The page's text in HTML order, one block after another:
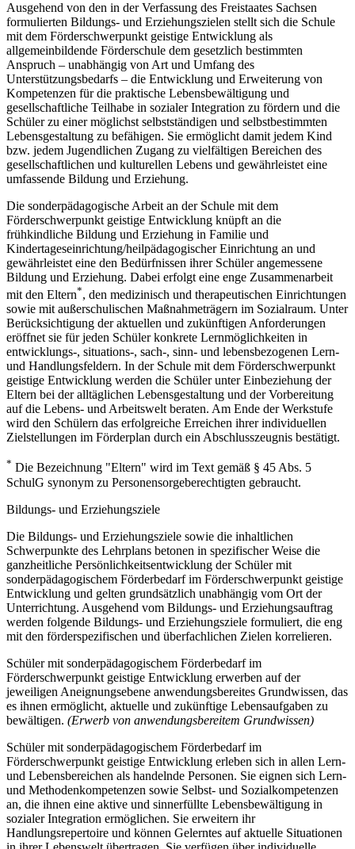
Ausgehend von den in der Verfassung des Freistaates Sachsen
formulierten Bildungs- und Erziehungszielen stellt sich die Schule
mit dem Förderschwerpunkt geistige Entwicklung als
allgemeinbildende Förderschule dem gesetzlich bestimmten
Anspruch – unabhängig von Art und Umfang des
Unterstützungsbedarfs – die Entwicklung und Erweiterung von
Kompetenzen für die praktische Lebensbewältigung und
gesellschaftliche Teilhabe in sozialer Integration zu fördern und die
Schüler zu einer möglichst selbstständigen und selbstbestimmten
Lebensgestaltung zu befähigen. Sie ermöglicht damit jedem Kind
bzw. jedem Jugendlichen Zugang zu vielfältigen Bereichen des
gesellschaftlichen und kulturellen Lebens und gewährleistet eine
umfassende Bildung und Erziehung.
Die sonderpädagogische Arbeit an der Schule mit dem
Förderschwerpunkt geistige Entwicklung knüpft an die
frühkindliche Bildung und Erziehung in Familie und
Kindertageseinrichtung/heilpädagogischer Einrichtung an und
gewährleistet eine den Bedürfnissen ihrer Schüler angemessene
Bildung und Erziehung. Dabei erfolgt eine enge Zusammenarbeit
mit den Eltern*, den medizinisch und therapeutischen Einrichtungen
sowie mit außerschulischen Maßnahmeträgern im Sozialraum. Unter
Berücksichtigung der aktuellen und zukünftigen Anforderungen
eröffnet sie für jeden Schüler konkrete Lernmöglichkeiten in
entwicklungs-, situations-, sach-, sinn- und lebensbezogenen Lern-
und Handlungsfeldern. In der Schule mit dem Förderschwerpunkt
geistige Entwicklung werden die Schüler unter Einbeziehung der
Eltern bei der alltäglichen Lebensgestaltung und der Vorbereitung
auf die Lebens- und Arbeitswelt beraten. Am Ende der Werkstufe
wird den Schülern das erfolgreiche Erreichen ihrer individuellen
Zielstellungen im Förderplan durch ein Abschlusszeugnis bestätigt.
* Die Bezeichnung "Eltern" wird im Text gemäß § 45 Abs. 5
SchulG synonym zu Personensorgeberechtigten gebraucht.
Bildungs- und Erziehungsziele
Die Bildungs- und Erziehungsziele sowie die inhaltlichen
Schwerpunkte des Lehrplans betonen in spezifischer Weise die
ganzheitliche Persönlichkeitsentwicklung der Schüler mit
sonderpädagogischem Förderbedarf im Förderschwerpunkt geistige
Entwicklung und gelten grundsätzlich unabhängig vom Ort der
Unterrichtung. Ausgehend vom Bildungs- und Erziehungsauftrag
werden folgende Bildungs- und Erziehungsziele formuliert, die eng
mit den förderspezifischen und überfachlichen Zielen korrelieren.
Schüler mit sonderpädagogischem Förderbedarf im
Förderschwerpunkt geistige Entwicklung erwerben auf der
jeweiligen Aneignungsebene anwendungsbereites Grundwissen, das
es ihnen ermöglicht, aktuelle und zukünftige Lebensaufgaben zu
bewältigen. (Erwerb von anwendungsbereitem Grundwissen)
Schüler mit sonderpädagogischem Förderbedarf im
Förderschwerpunkt geistige Entwicklung erleben sich in allen Lern-
und Lebensbereichen als handelnde Personen. Sie eignen sich Lern-
und Methodenkompetenzen sowie Selbst- und Sozialkompetenzen
an, die ihnen eine aktive und sinnerfüllte Lebensbewältigung in
sozialer Integration ermöglichen. Sie erweitern ihr
Handlungsrepertoire und können Gelerntes auf aktuelle Situationen